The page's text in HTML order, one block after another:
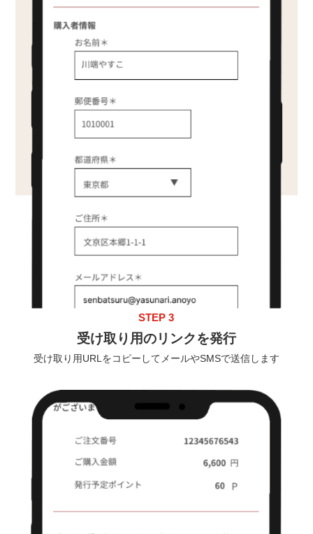
STEP 3
受け取り用のリンクを発行
受け取り用URLをコピーしてメールやSMSで送信します